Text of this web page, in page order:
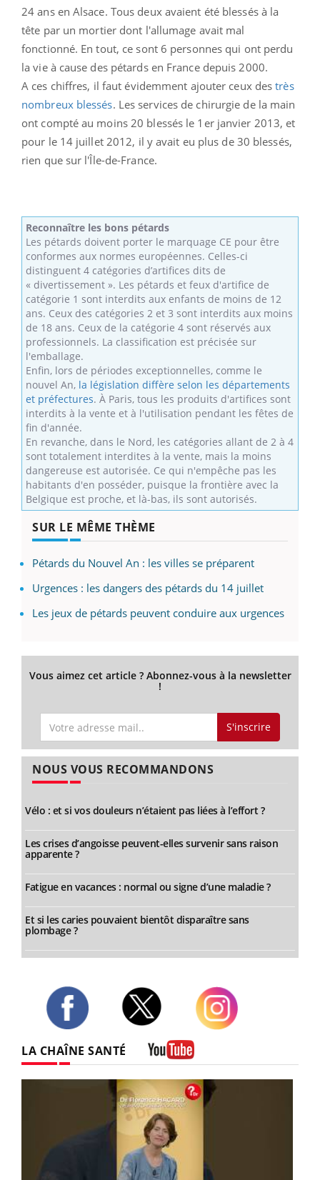
24 ans en Alsace. Tous deux avaient été blessés à la
tête par un mortier dont l'allumage avait mal
fonctionné. En tout, ce sont 6 personnes qui ont perdu
la vie à cause des pétards en France depuis 2000.
A ces chiffres, il faut évidemment ajouter ceux destrès
nombreux blessés. Les services de chirurgie de la main
ont compté au moins 20 blessés le 1er janvier 2013, et
pour le 14 juillet 2012, il y avait eu plus de 30 blessés,
rien que sur l'Île-de-France.
Reconnaître les bons pétards
Les pétards doivent porter le marquage CE pour être
conformes aux normes européennes. Celles-ci
distinguent 4 catégories d’artifices dits de
« divertissement ». Les pétards et feux d'artifice de
catégorie 1 sont interdits aux enfants de moins de 12
ans. Ceux des catégories 2 et 3 sont interdits aux moins
de 18 ans. Ceux de la catégorie 4 sont réservés aux
professionnels. La classification est précisée sur
l'emballage.
Enfin, lors de périodes exceptionnelles, comme le
nouvel An, la législation diffère selon les départements
et préfectures. À Paris, tous les produits d'artifices sont
interdits à la vente et à l'utilisation pendant les fêtes de
fin d'année.
En revanche, dans le Nord, les catégories allant de 2 à 4
sont totalement interdites à la vente, mais la moins
dangereuse est autorisée. Ce qui n'empêche pas les
habitants d'en posséder, puisque la frontière avec la
Belgique est proche, et là-bas, ils sont autorisés.
SUR LE MÊME THÈME
Pétards du Nouvel An : les villes se préparent
Urgences : les dangers des pétards du 14 juillet
Les jeux de pétards peuvent conduire aux urgences
Vous aimez cet article ? Abonnez-vous à la newsletter
!
S'inscrire
NOUS VOUS RECOMMANDONS
Vélo : et si vos douleurs n’étaient pas liées à l’effort ?
Les crises d’angoisse peuvent-elles survenir sans raison
apparente ?
Fatigue en vacances : normal ou signe d’une maladie ?
Et si les caries pouvaient bientôt disparaître sans
plombage ?
LA CHAÎNE SANTÉ